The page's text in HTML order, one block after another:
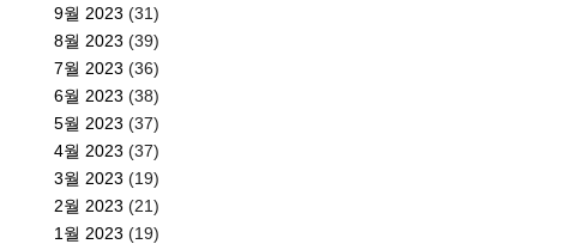
9월 2023 (31)
8월 2023 (39)
7월 2023 (36)
6월 2023 (38)
5월 2023 (37)
4월 2023 (37)
3월 2023 (19)
2월 2023 (21)
1월 2023 (19)